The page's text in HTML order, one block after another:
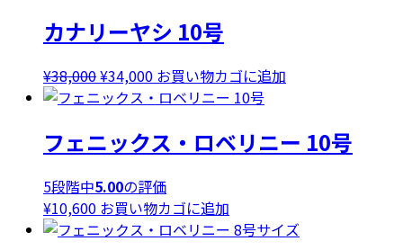
カナリーヤシ 10号
¥38,000元
の
格
は
¥38,000
で
し
¥34,000現
在
価
格
は
¥34,000
で
お買い物カゴに追加
フェニックス・ロベリニー 10号
5段階中5.00の評価
¥10,600 お買い物カゴに追加